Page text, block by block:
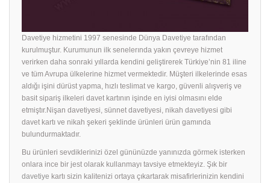
Davetiye hizmetini 1997 senesinde Dünya Davetiye tarafından
kurulmuştur. Kurumunun ilk senelerında yakın çevreye hizmet
verirken daha sonraki yıllarda kendini geliştirerek Türkiye’nin 81 iline
ve tüm Avrupa ülkelerine hizmet vermektedir. Müşteri ilkelerinde esas
aldığı işini dürüst yapma, hızlı teslimat ve kargo, güvenli alışveriş ve
basit sipariş ilkeleri davet kartının işinde en iyisi olmasını elde
etmiştır.Nişan davetiyesi, sünnet davetiyesi, nikah davetiyesi gibi
davet kartı ve nikah şekeri şeklinde ürünleri ürün gamında
bulundurmaktadır.
Bu ürünleri sevdiklerinizi özel gününüzde yanınızda görmek isterken
onlara ince bir jest olarak kullanmayı tavsiye etmekteyiz. Şık bir
davetiye kartı sizin kalitenizi ortaya çıkartarak misafirlerinizin kendini